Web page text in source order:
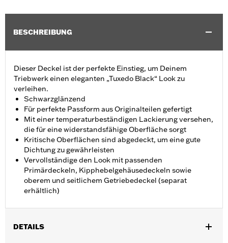
BESCHREIBUNG
Dieser Deckel ist der perfekte Einstieg, um Deinem
Triebwerk einen eleganten „Tuxedo Black“ Look zu
verleihen.
Schwarzglänzend
Für perfekte Passform aus Originalteilen gefertigt
Mit einer temperaturbeständigen Lackierung versehen,
die für eine widerstandsfähige Oberfläche sorgt
Kritische Oberflächen sind abgedeckt, um eine gute
Dichtung zu gewährleisten
Vervollständige den Look mit passenden
Primärdeckeln, Kipphebelgehäusedeckeln sowie
oberem und seitlichem Getriebedeckel (separat
erhältlich)
DETAILS